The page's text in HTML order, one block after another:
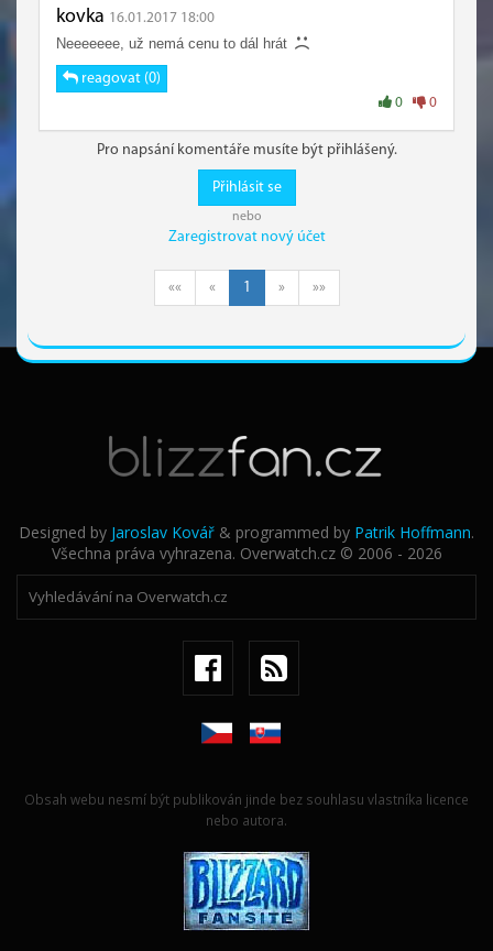
kovka 16.01.2017 18:00
Neeeeeee, už nemá cenu to dál hrát
reagovat (0)
0 0
Pro napsání komentáře musíte být přihlášený.
Přihlásit se
nebo
Zaregistrovat nový účet
«« « 1 » »»
Designed by Jaroslav Kovář & programmed by Patrik Hoffmann.
Všechna práva vyhrazena. Overwatch.cz © 2006 - 2026
Obsah webu nesmí být publikován jinde bez souhlasu vlastníka licence
nebo autora.